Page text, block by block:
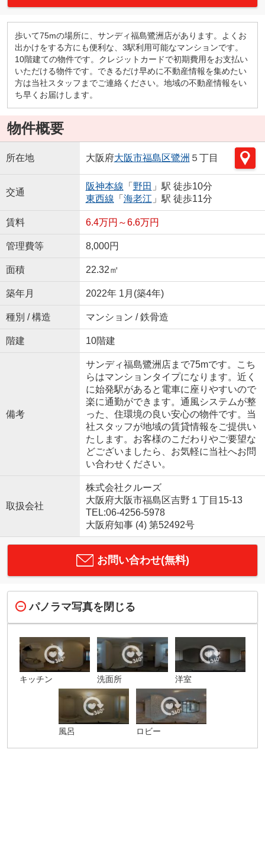
歩いて75mの場所に、サンディ福島鷺洲店があります。よくお
出かけをする方にも便利な、3駅利用可能なマンションです。
10階建ての物件です。クレジットカードで初期費用をお支払い
いただける物件です。できるだけ早めに不動産情報を集めたい
方は当社スタッフまでご連絡ください。地域の不動産情報をい
ち早くお届けします。
物件概要
所在地 大阪府大阪市福島区鷺洲 ５丁目
交通
阪神本線 「 野田 」駅 徒歩10分
東西線 「 海老江 」駅 徒歩11分
賃料 6.4万円～6.6万円
管理費等 8,000円
面積 22.32㎡
築年月 2022年 1月(築4年)
種別 / 構造 マンション / 鉄骨造
階建 10階建
備考
サンディ福島鷺洲店まで75mです。こち
らはマンションタイプになります。近く
に始発駅があると電車に座りやすいので
楽に通勤ができます。通風システムが整
った、住環境の良い安心の物件です。当
社スタッフが地域の賃貸情報をご提供い
たします。お客様のこだわりやご要望な
どございましたら、お気軽に当社へお問
い合わせください。
取扱会社
株式会社クルーズ
大阪府大阪市福島区吉野１丁目15-13
TEL:06-4256-5978
大阪府知事 (4) 第52492号
お問い合わせ(無料)
パノラマ写真を閉じる
キッチン 洗面所 洋室
風呂 ロビー